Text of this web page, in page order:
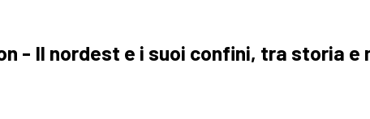
- Il nordest e i suoi confini, tra storia e